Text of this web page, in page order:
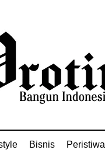
Bisnis Peristiwa